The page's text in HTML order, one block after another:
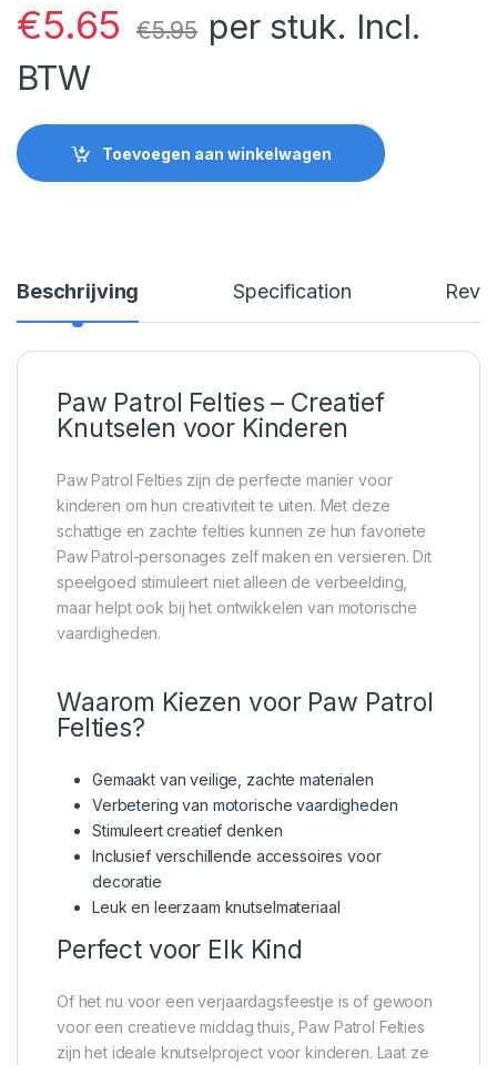
€5.65 €5.95 per stuk. Incl.
BTW
Toevoegen aan winkelwagen
Beschrijving Specification
Paw Patrol Felties – Creatief
Knutselen voor Kinderen
Paw Patrol Felties zijn de perfecte manier voor
kinderen om hun creativiteit te uiten. Met deze
schattige en zachte felties kunnen ze hun favoriete
Paw Patrol-personages zelf maken en versieren. Dit
speelgoed stimuleert niet alleen de verbeelding,
maar helpt ook bij het ontwikkelen van motorische
vaardigheden.
Waarom Kiezen voor Paw Patrol
Felties?
Gemaakt van veilige, zachte materialen
Verbetering van motorische vaardigheden
Stimuleert creatief denken
Inclusief verschillende accessoires voor
decoratie
Leuk en leerzaam knutselmateriaal
Perfect voor Elk Kind
Of het nu voor een verjaardagsfeestje is of gewoon
voor een creatieve middag thuis, Paw Patrol Felties
zijn het ideale knutselproject voor kinderen. Laat ze